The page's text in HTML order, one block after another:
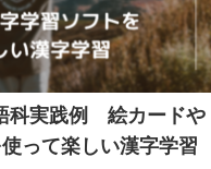
科実践例 絵カードや
って楽しい漢字学習